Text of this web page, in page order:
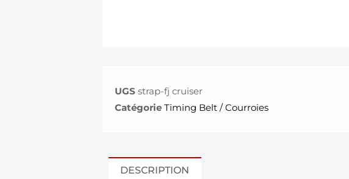
UGSstrap-fj cruiser
Catégorie Timing Belt / Courroies
DESCRIPTION